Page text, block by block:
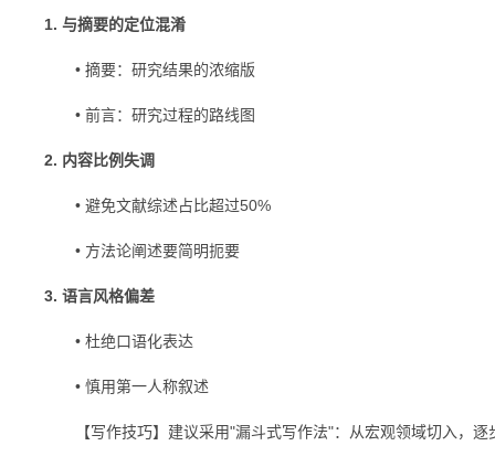
1. 与摘要的定位混淆
• 摘要：研究结果的浓缩版
• 前言：研究过程的路线图
2. 内容比例失调
• 避免文献综述占比超过50%
• 方法论阐述要简明扼要
3. 语言风格偏差
• 杜绝口语化表达
• 慎用第一人称叙述
【写作技巧】建议采用"漏斗式写作法"：从宏观领域切入，逐